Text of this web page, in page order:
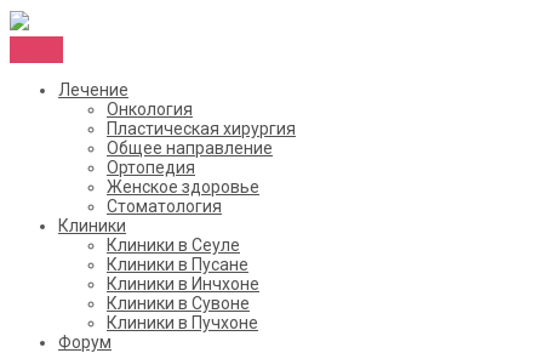
Лечение
Онкология
Пластическая хирургия
Общее направление
Ортопедия
Женское здоровье
Стоматология
Клиники
Клиники в Сеуле
Клиники в Пусане
Клиники в Инчхоне
Клиники в Сувоне
Клиники в Пучхоне
Форум